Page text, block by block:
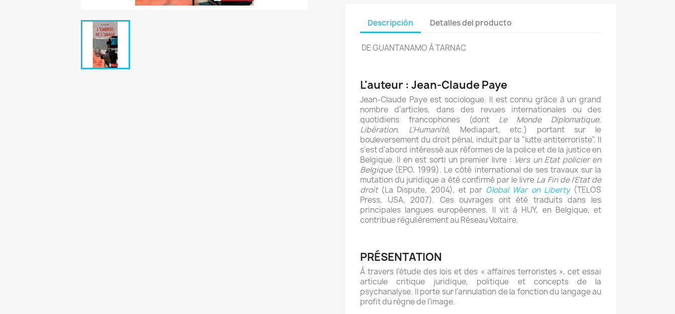
Descripción Detalles del producto
DE GUANTANAMO À TARNAC
L'auteur : Jean-Claude Paye
Jean-Claude Paye est sociologue. Il est connu grâce à un grand
nombre d'articles, dans des revues internationales ou des
quotidiens francophones (dont Le Monde Diplomatique,
Libération, L'Humanité, Mediapart, etc.) portant sur le
bouleversement du droit pénal, induit par la "lutte antiterroriste". Il
s'est d'abord intéressé aux réformes de la police et de la justice en
Belgique. Il en est sorti un premier livre : Vers un Etat policier en
Belgique(EPO, 1999). Le côté international de ses travaux sur la
mutation du juridique a été confirmé par le livre La Fin de l'Etat de
droit(La Dispute, 2004), et par Global War on Liberty(TELOS
Press, USA, 2007). Ces ouvrages ont été traduits dans les
principales langues européennes. Il vit à HUY, en Belgique, et
contribue régulièrement au Réseau Voltaire.
PRÉSENTATION
À travers l’étude des lois et des « affaires terroristes », cet essai
articule critique juridique, politique et concepts de la
psychanalyse. Il porte sur l’annulation de la fonction du langage au
profit du règne de l’image.